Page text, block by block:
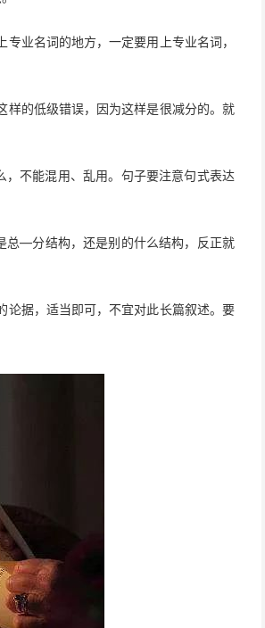
业名词的地方，一定要用上专业名词，
的低级错误，因为这样是很减分的。就
不能混用、乱用。句子要注意句式表达
—分结构，还是别的什么结构，反正就
据，适当即可，不宜对此长篇叙述。要